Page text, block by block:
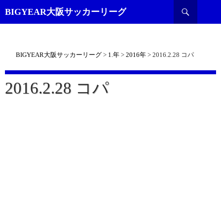
BIGYEAR大阪サッカーリーグ
索
BIGYEAR大阪サッカーリーグ > 1.年 > 2016年 > 2016.2.28 コパ
2016.2.28 コパ